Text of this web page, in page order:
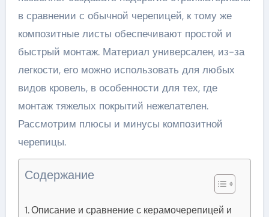
в сравнении с обычной черепицей, к тому же
композитные листы обеспечивают простой и
быстрый монтаж. Материал универсален, из-за
легкости, его можно использовать для любых
видов кровель, в особенности для тех, где
монтаж тяжелых покрытий нежелателен.
Рассмотрим плюсы и минусы композитной
черепицы.
Содержание
Описание и сравнение с керамочерепицей и